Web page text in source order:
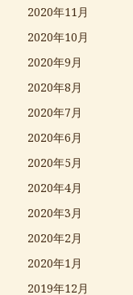
2020年11月
2020年10月
2020年9月
2020年8月
2020年7月
2020年6月
2020年5月
2020年4月
2020年3月
2020年2月
2020年1月
2019年12月